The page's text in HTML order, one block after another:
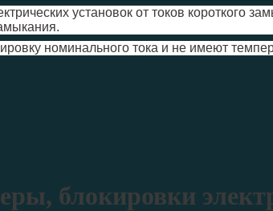
установок от токов короткого
номинального тока и не имеют
блокировки